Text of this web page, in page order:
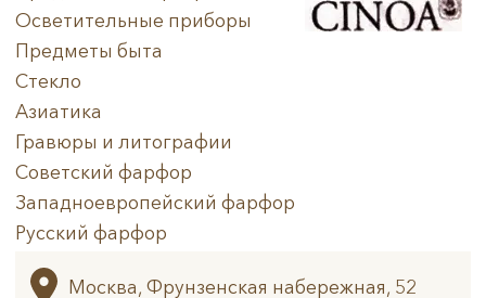
Осветительные приборы
Предметы быта
Стекло
Азиатика
Гравюры и литографии
Советский фарфор
Западноевропейский фарфор
Русский фарфор
Архив
Москва, Фрунзенская набережная, 52